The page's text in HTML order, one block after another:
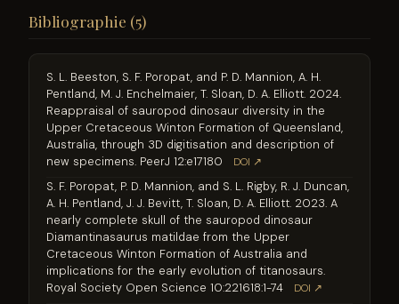
Bibliographie (5)
S. L. Beeston, S. F. Poropat, and P. D. Mannion, A. H.
Pentland, M. J. Enchelmaier, T. Sloan, D. A. Elliott. 2024.
Reappraisal of sauropod dinosaur diversity in the
Upper Cretaceous Winton Formation of Queensland,
Australia, through 3D digitisation and description of
new specimens. PeerJ 12:e17180
DOI ↗
S. F. Poropat, P. D. Mannion, and S. L. Rigby, R. J. Duncan,
A. H. Pentland, J. J. Bevitt, T. Sloan, D. A. Elliott. 2023. A
nearly complete skull of the sauropod dinosaur
Diamantinasaurus matildae from the Upper
Cretaceous Winton Formation of Australia and
implications for the early evolution of titanosaurs.
Royal Society Open Science 10:221618:1-74
DOI ↗